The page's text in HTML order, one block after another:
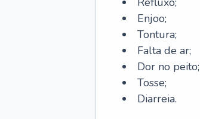
Enjoo;
Tontura;
Falta de ar;
Dor no peito;
Tosse;
Diarreia.